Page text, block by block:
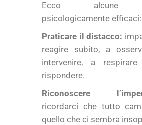
Ecco alcune
psicologicamente efficaci:
Praticare il distacco:
reagire subito, a
intervenire, a
rispondere.
Riconoscere
ricordarci che tutto
quello che ci sembra